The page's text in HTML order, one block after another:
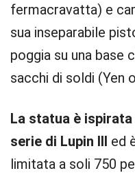
fermacravatta) e
sua inseparabile
poggia su una base
sacchi di soldi (Yen
La statua è ispirata
serie di Lupin III ed
limitata a soli 750